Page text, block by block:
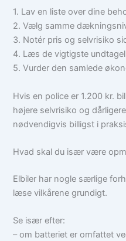
1. Lav en liste over dine
2. Vælg samme
3. Notér pris og selvrisiko
4. Læs de vigtigste
5. Vurder den samlede
Hvis en police er 1.200 kr.
højere selvrisiko og
nødvendigvis billigst i
Hvad skal du især være
Elbiler har nogle særlige
læse vilkårene grundigt.
Se især efter:
– om batteriet er omfattet